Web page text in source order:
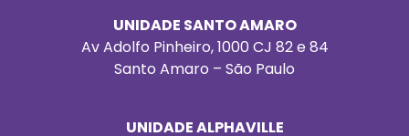
UNIDADE SANTO AMARO
Av Adolfo Pinheiro, 1000 CJ 82 e 84
Santo Amaro – São Paulo
UNIDADE ALPHAVILLE